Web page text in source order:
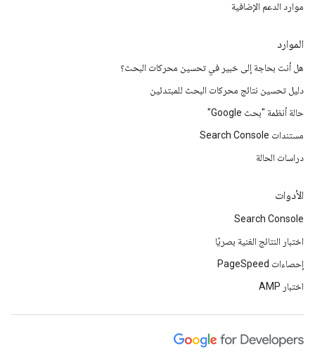
موارد الدعم الإضافية
الموارد
هل أنت بحاجة إلى خبير في تحسين محركات البحث؟
دليل تحسين نتائج محركات البحث للمبتدئين
حالة أنظمة "بحث Google"
مستندات Search Console
دراسات الحالة
الأدوات
Search Console
اختبار النتائج الغنية بصريًا
إحصاءات PageSpeed
اختبار AMP